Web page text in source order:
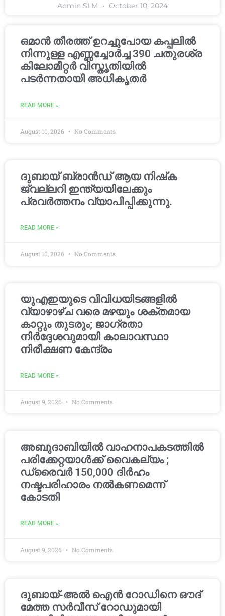
Admin SLM October 10, 2024
ഒമാൻ തീരത്ത് ഉറച്ചുപോയ കപ്പലിൽ
നിന്നുള്ള എണ്ണച്ചോർച്ച 390 ചതുരശ്ര
കിലോമീറ്റർ വിസ്തൃതിയിൽ
പടർന്നതായി അധികൃതർ
READ MORE »
August 10, 2026 No Comments
ദുബായ് ബ്രാൻഡ് ആയ നിഷ്‌ക
ജ്വല്ലറി ഇന്ത്യയിലേക്കും
പ്രവർത്തനം വ്യാപിപ്പിക്കുന്നു.
READ MORE »
August 10, 2026 No Comments
യുഎഇയുടെ വിവിധയിടങ്ങളിൽ
വ്യാഴാഴ്ച വരെ മഴയും ശക്തമായ
കാറ്റും തുടരും; ജാഗ്രതാ
നിർദ്ദേശവുമായി കാലാവസ്ഥാ
നിരീക്ഷണ കേന്ദ്രം
READ MORE »
August 9, 2026 No Comments
അബുദാബിയിൽ വാഹനാപകടത്തിൽ
പരിക്കേറ്റയാൾക്ക് വൈകല്യം ;
ഡ്രൈവർ 150,000 ദിർഹം
നഷ്ടപരിഹാരം നൽകണമെന്ന്
കോടതി
READ MORE »
August 9, 2026 No Comments
ദുബായ്-അൽ ഐൻ റോഡിനെ ഔദ്
മേത്ത സർവീസ് റോഡുമായി